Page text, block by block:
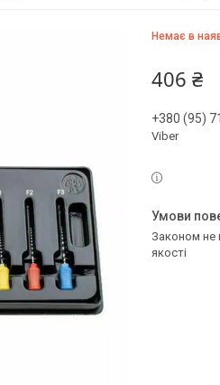
Немає в
406 ₴
+380 (95)
Viber
Законом не передбачено повернення та обмін даного товару належної
якості